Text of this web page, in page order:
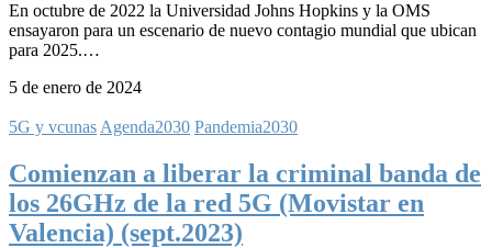
En octubre de 2022 la Universidad Johns Hopkins y la OMS
ensayaron para un escenario de nuevo contagio mundial que ubican
para 2025.…
5 de enero de 2024
5G y vcunas Agenda2030 Pandemia2030
Comienzan a liberar la criminal banda de
los 26GHz de la red 5G (Movistar en
Valencia) (sept.2023)